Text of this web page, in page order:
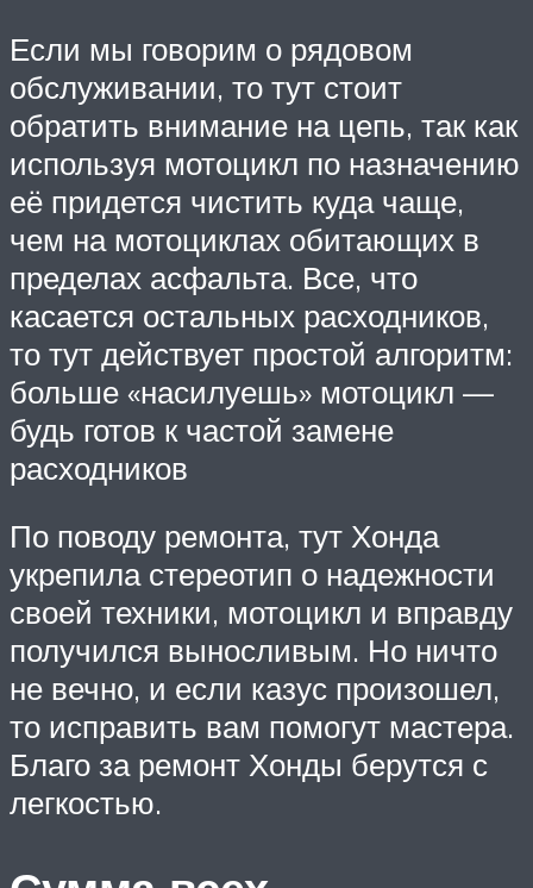
Если мы говорим о рядовом
обслуживании, то тут стоит
обратить внимание на цепь, так как
используя мотоцикл по назначению
её придется чистить куда чаще,
чем на мотоциклах обитающих в
пределах асфальта. Все, что
касается остальных расходников,
то тут действует простой алгоритм:
больше «насилуешь» мотоцикл —
будь готов к частой замене
расходников
По поводу ремонта, тут Хонда
укрепила стереотип о надежности
своей техники, мотоцикл и вправду
получился выносливым. Но ничто
не вечно, и если казус произошел,
то исправить вам помогут мастера.
Благо за ремонт Хонды берутся с
легкостью.